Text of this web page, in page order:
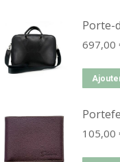
Porte-
697,00
105,00